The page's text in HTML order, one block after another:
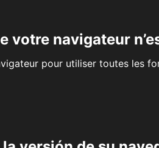
votre navigateur
pour utiliser toutes les